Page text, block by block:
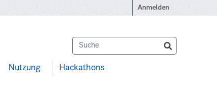
Anmelden
Nutzung Hackathons